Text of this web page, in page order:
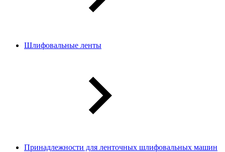
Шлифовальные ленты
Принадлежности для ленточных шлифовальных машин